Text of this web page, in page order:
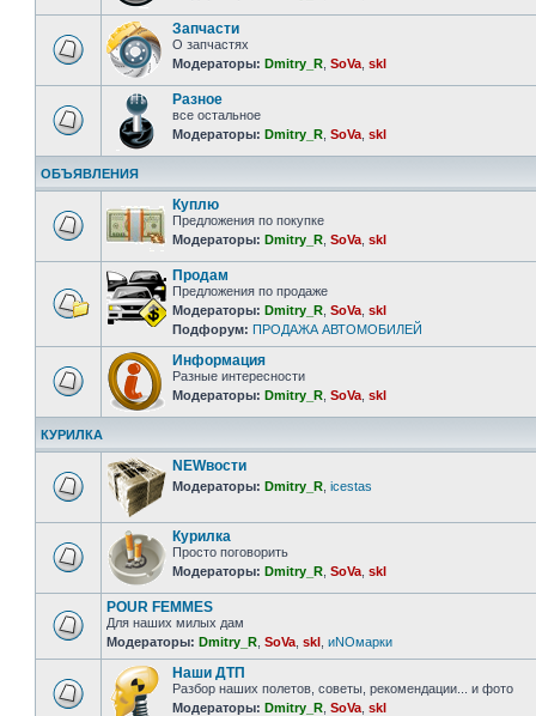
Запчасти
О запчастях
Модераторы: Dmitry_R SoVa skl
Разное
все остальное
Модераторы: Dmitry_R SoVa skl
ОБЪЯВЛЕНИЯ
Куплю
Предложения по покупке
Модераторы: Dmitry_R SoVa skl
Продам
Предложения по продаже
Модераторы: Dmitry_R SoVa skl
Подфорум: ПРОДАЖА АВТОМОБИЛЕЙ
Информация
Разные интересности
Модераторы: Dmitry_R SoVa skl
КУРИЛКА
NEWвости
Модераторы: Dmitry_R icestas
Курилка
Просто поговорить
Модераторы: Dmitry_R SoVa skl
POUR FEMMES
Для наших милых дам
Модераторы: Dmitry_R SoVa skl иNOмарки
Наши ДТП
Разбор наших полетов, советы, рекомендации... и фото
Модераторы: Dmitry_R SoVa skl